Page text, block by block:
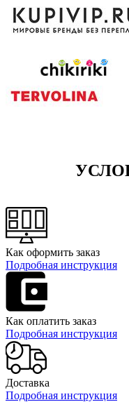
Как оформить заказ
Подробная инструкция
Как оплатить заказ
Подробная инструкция
Доставка
Подробная инструкция